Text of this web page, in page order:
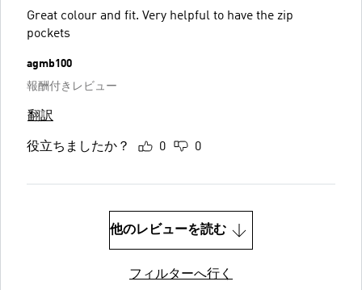
Great colour and fit. Very helpful to have the zip
pockets
agmb100
報酬付きレビュー
翻訳
役立ちましたか？ 0 0
他のレビューを読む
フィルターへ行く